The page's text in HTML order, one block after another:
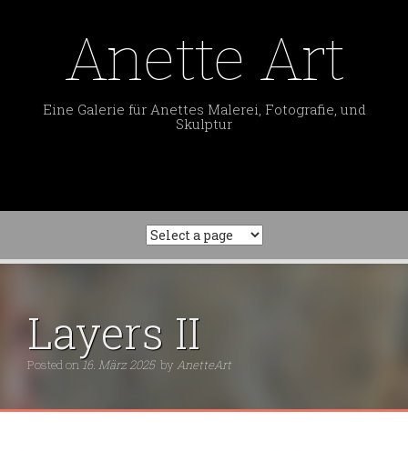
Anette Art
Eine Galerie für Anettes Malerei, Fotografie, und
Skulptur
Layers II
Posted on16. März 2025 by AnetteArt